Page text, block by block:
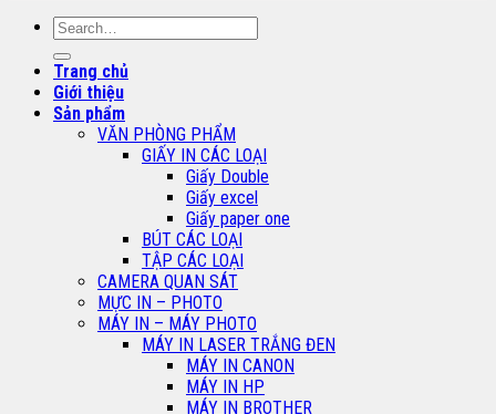
Search
for:
Trang chủ
Giới thiệu
Sản phẩm
VĂN PHÒNG PHẨM
GIẤY IN CÁC LOẠI
Giấy Double
Giấy excel
Giấy paper one
BÚT CÁC LOẠI
TẬP CÁC LOẠI
CAMERA QUAN SÁT
MỰC IN – PHOTO
MÁY IN – MÁY PHOTO
MÁY IN LASER TRẮNG ĐEN
MÁY IN CANON
MÁY IN HP
MÁY IN BROTHER